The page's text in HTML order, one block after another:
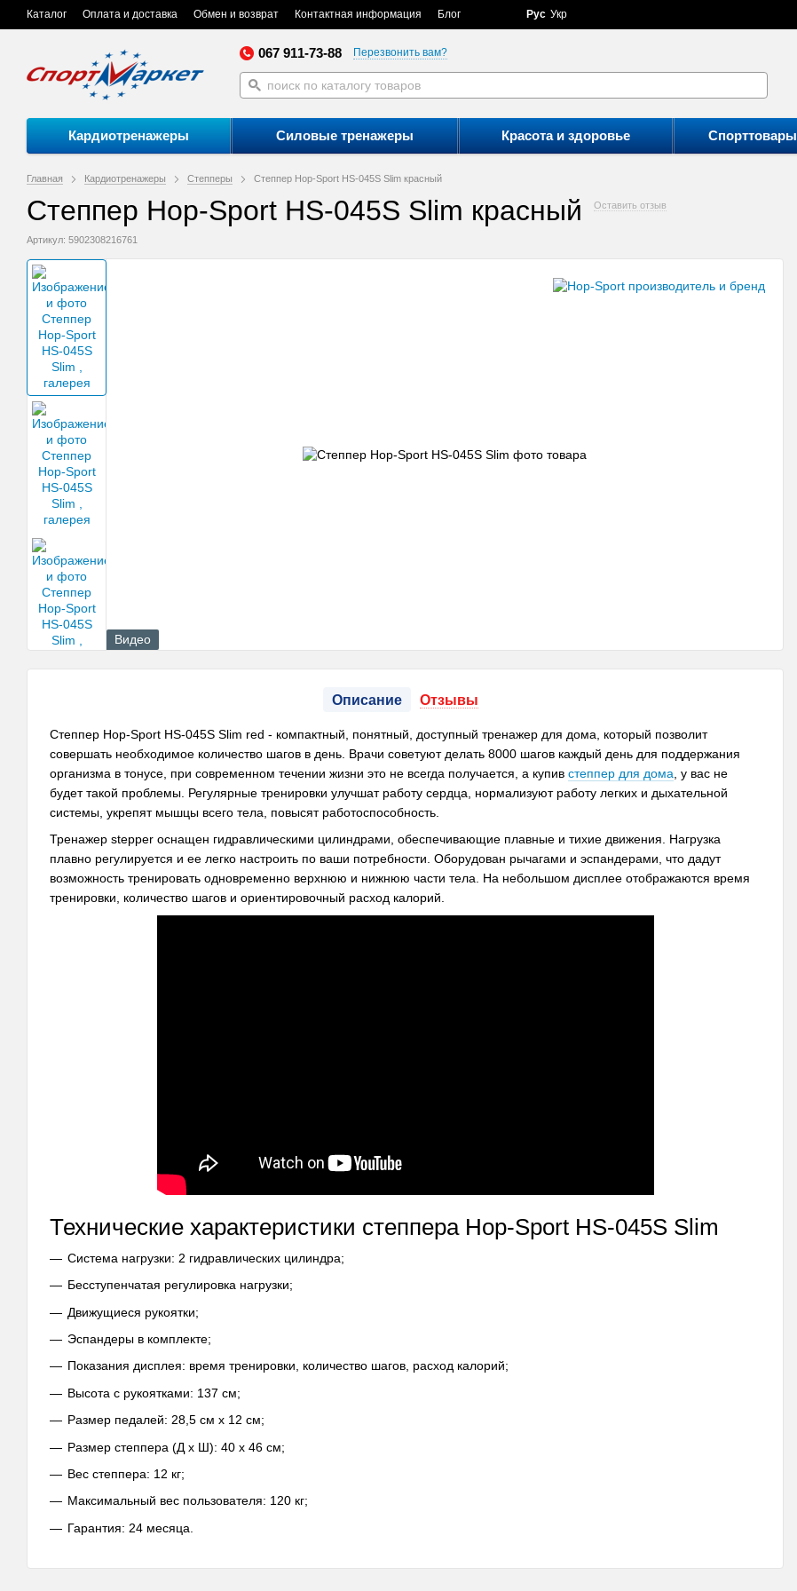
Каталог Оплата и доставка Обмен и возврат Контактная информация Блог Рус Укр
067 911-73-88 Перезвонить вам?
Кардиотренажеры Силовые тренажеры Красота и здоровье Спорттовары
Главная Кардиотренажеры Степперы Степпер Hop-Sport HS-045S Slim красный
Степпер Hop-Sport HS-045S Slim красный Оставить отзыв
Артикул: 5902308216761
Видео
Описание Отзывы
Степпер Hop-Sport HS-045S Slim red - компактный, понятный, доступный тренажер для дома, который позволит
совершать необходимое количество шагов в день. Врачи советуют делать 8000 шагов каждый день для поддержания
организма в тонусе, при современном течении жизни это не всегда получается, а купив степпер для дома , у вас не
будет такой проблемы. Регулярные тренировки улучшат работу сердца, нормализуют работу легких и дыхательной
системы, укрепят мышцы всего тела, повысят работоспособность.
Тренажер stepper оснащен гидравлическими цилиндрами, обеспечивающие плавные и тихие движения. Нагрузка
плавно регулируется и ее легко настроить по ваши потребности. Оборудован рычагами и эспандерами, что дадут
возможность тренировать одновременно верхнюю и нижнюю части тела. На небольшом дисплее отображаются время
тренировки, количество шагов и ориентировочный расход калорий.
Технические характеристики степпера Hop-Sport HS-045S Slim
Система нагрузки: 2 гидравлических цилиндра;
Бесступенчатая регулировка нагрузки;
Движущиеся рукоятки;
Эспандеры в комплекте;
Показания дисплея: время тренировки, количество шагов, расход калорий;
Высота с рукоятками: 137 см;
Размер педалей: 28,5 см х 12 см;
Размер степпера (Д х Ш): 40 х 46 см;
Вес степпера: 12 кг;
Максимальный вес пользователя: 120 кг;
Гарантия: 24 месяца.